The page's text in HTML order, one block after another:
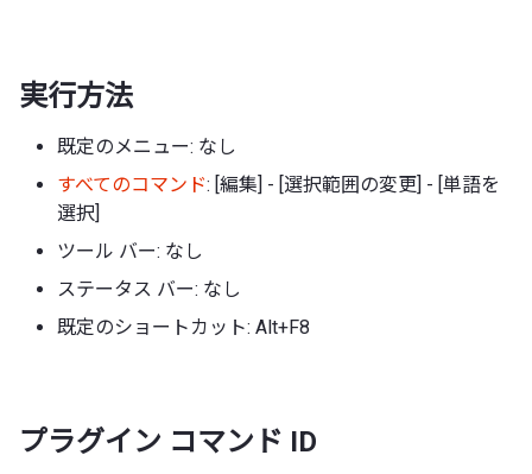
実行方法
既定のメニュー: なし
すべてのコマンド: [編集] - [選択範囲の変更] - [単語を
選択]
ツール バー: なし
ステータス バー: なし
既定のショートカット: Alt+F8
プラグイン コマンド ID